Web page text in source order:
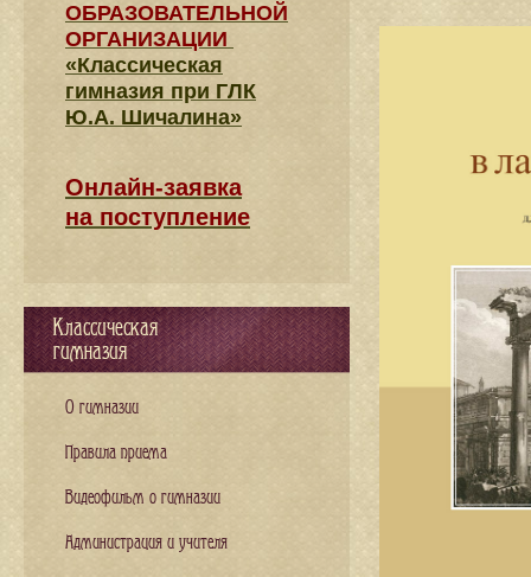
ОБРАЗОВАТЕЛЬНОЙ
ОРГАНИЗАЦИИ
«Классическая
гимназия при ГЛК
Ю.А. Шичалина»
Онлайн-заявка
на поступление
Классическая
гимназия
О гимназии
Правила приема
Видеофильм о гимназии
Администрация и учителя